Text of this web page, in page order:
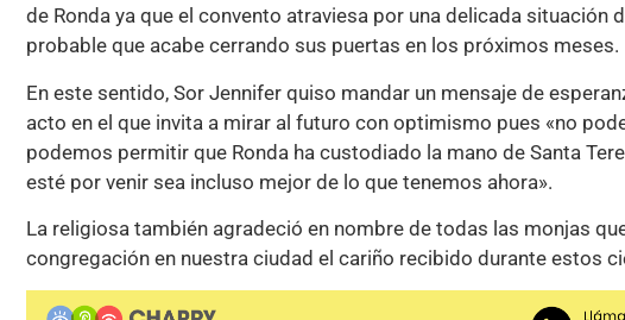
de Ronda ya que el convento atraviesa por una delicada situación
probable que acabe cerrando sus puertas en los próximos meses.
En este sentido, Sor Jennifer quiso mandar un mensaje de
acto en el que invita a mirar al futuro con optimismo pues «no
podemos permitir que Ronda ha custodiado la mano de Santa
esté por venir sea incluso mejor de lo que tenemos ahora».
La religiosa también agradeció en nombre de todas las monjas
congregación en nuestra ciudad el cariño recibido durante estos